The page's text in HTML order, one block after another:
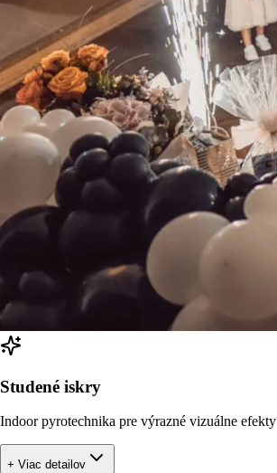
Studené iskry
Indoor pyrotechnika pre výrazné vizuálne efekty
+ Viac detailov